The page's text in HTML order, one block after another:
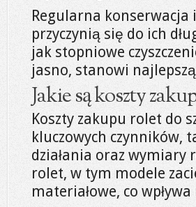
Regularna
przyczynią się do ich
jak stopniowe
jasno, stanowi
Jakie są koszty
Koszty zakupu rolet do
kluczowych czynników,
działania oraz wymiary
rolet, w tym modele
materiałowe, co